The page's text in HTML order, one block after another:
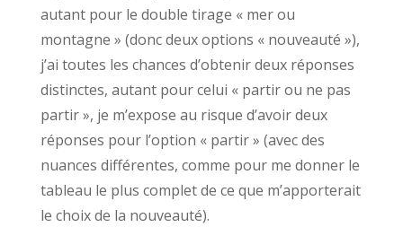
autant pour le double tirage « mer ou
montagne » (donc deux options « nouveauté »),
j’ai toutes les chances d’obtenir deux réponses
distinctes, autant pour celui « partir ou ne pas
partir », je m’expose au risque d’avoir deux
réponses pour l’option « partir » (avec des
nuances différentes, comme pour me donner le
tableau le plus complet de ce que m’apporterait
le choix de la nouveauté).